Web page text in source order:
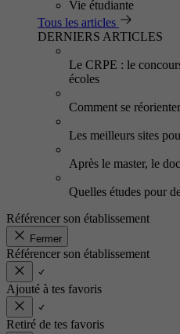
Vie étudiante
Tous les articles
DERNIERS ARTICLES
Le CRPE : le
écoles
Comment se
Les meilleurs sites
Après le master, le
Quelles études pour
Référencer son établissement
Fermer
Référencer son établissement
Ajouté à tes favoris
Retiré de tes favoris